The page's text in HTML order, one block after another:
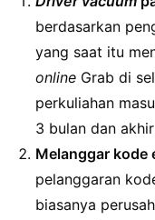
berdasarkan
yang saat itu
online Grab di
perkuliahan
3 bulan dan
Melanggar kode
pelanggaran
biasanya